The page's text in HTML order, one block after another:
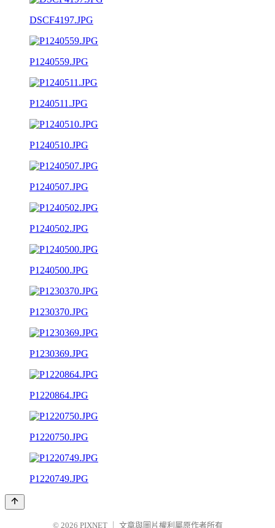
DSCF4197.JPG
P1240559.JPG
P1240511.JPG
P1240510.JPG
P1240507.JPG
P1240502.JPG
P1240500.JPG
P1230370.JPG
P1230369.JPG
P1220864.JPG
P1220750.JPG
P1220749.JPG
© 2026 PIXNET 文章與圖片權利屬原作者所有